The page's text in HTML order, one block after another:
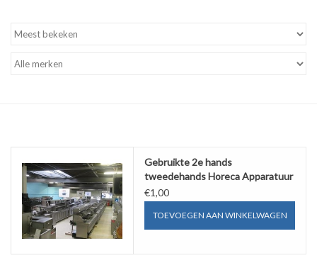
Gebruikte 2e hands
tweedehands Horeca Apparatuur
€1,00
TOEVOEGEN AAN WINKELWAGEN